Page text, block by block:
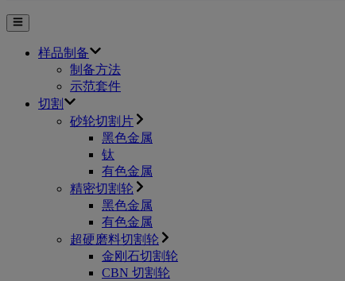
样品制备
制备方法
示范套件
切割
砂轮切割片
黑色金属
钛
有色金属
精密切割轮
黑色金属
有色金属
超硬磨料切割轮
金刚石切割轮
CBN 切割轮